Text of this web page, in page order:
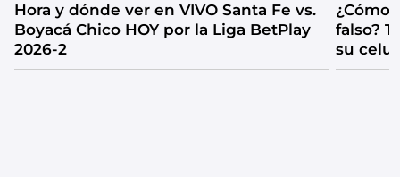
Hora y dónde ver en VIVO Santa Fe vs.
Boyacá Chico HOY por la Liga BetPlay
2026-2
¿Cómo
falso?
su